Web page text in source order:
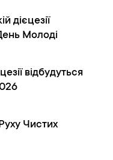
дієцезії
Молоді
відбудуться
Чистих